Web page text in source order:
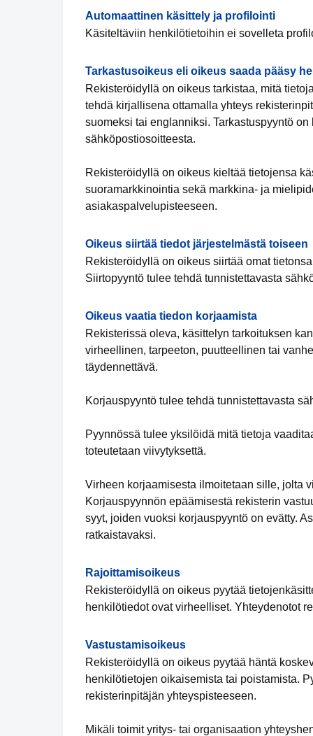
Automaattinen käsittely ja profilointi
Käsiteltäviin henkilötietoihin ei sovelleta
Tarkastusoikeus eli oikeus saada pääsy
Rekisteröidyllä on oikeus tarkistaa, mitä
tehdä kirjallisena ottamalla yhteys
suomeksi tai englanniksi. Tarkastuspyyntö
sähköpostiosoitteesta.
Rekisteröidyllä on oikeus kieltää tietojensa
suoramarkkinointia sekä markkina- ja
asiakaspalvelupisteeseen.
Oikeus siirtää tiedot järjestelmästä toiseen
Rekisteröidyllä on oikeus siirtää omat
Siirtopyyntö tulee tehdä tunnistettavasta
Oikeus vaatia tiedon korjaamista
Rekisterissä oleva, käsittelyn tarkoituksen
virheellinen, tarpeeton, puutteellinen tai
täydennettävä.
Korjauspyyntö tulee tehdä tunnistettavasta
Pyynnössä tulee yksilöidä mitä tietoja
toteutetaan viivytyksettä.
Virheen korjaamisesta ilmoitetaan sille, jolta
Korjauspyynnön epäämisestä rekisterin
syyt, joiden vuoksi korjauspyyntö on evätty.
ratkaistavaksi.
Rajoittamisoikeus
Rekisteröidyllä on oikeus pyytää
henkilötiedot ovat virheelliset. Yhteydenotot
Vastustamisoikeus
Rekisteröidyllä on oikeus pyytää häntä
henkilötietojen oikaisemista tai poistamista.
rekisterinpitäjän yhteyspisteeseen.
Mikäli toimit yritys- tai organisaation